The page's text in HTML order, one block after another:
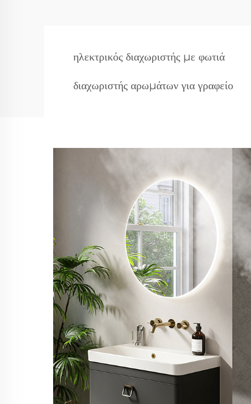
ηλεκτρικός διαχωριστής με φωτιά
διαχωριστής αρωμάτων για γραφείο